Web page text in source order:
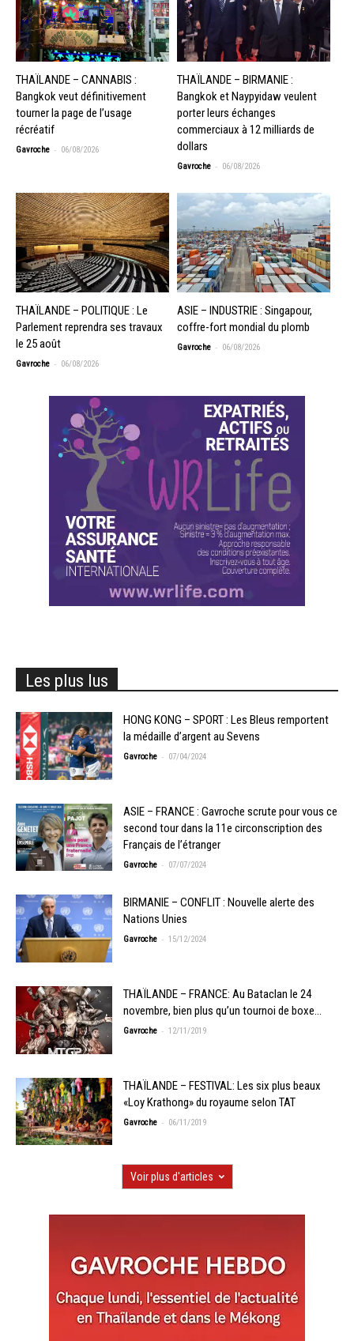
THAÏLANDE – CANNABIS :
Bangkok veut définitivement
tourner la page de l’usage
récréatif
Gavroche - 06/08/2026
THAÏLANDE – BIRMANIE :
Bangkok et Naypyidaw veulent
porter leurs échanges
commerciaux à 12 milliards de
dollars
Gavroche - 06/08/2026
THAÏLANDE – POLITIQUE : Le
Parlement reprendra ses travaux
le 25 août
Gavroche - 06/08/2026
ASIE – INDUSTRIE : Singapour,
coffre-fort mondial du plomb
Gavroche - 06/08/2026
Les plus lus
HONG KONG – SPORT : Les Bleus remportent
la médaille d’argent au Sevens
Gavroche - 07/04/2024
ASIE – FRANCE : Gavroche scrute pour vous ce
second tour dans la 11e circonscription des
Français de l’étranger
Gavroche - 07/07/2024
BIRMANIE – CONFLIT : Nouvelle alerte des
Nations Unies
Gavroche - 15/12/2024
THAÏLANDE – FRANCE: Au Bataclan le 24
novembre, bien plus qu’un tournoi de boxe…
Gavroche - 12/11/2019
THAÏLANDE – FESTIVAL: Les six plus beaux
«Loy Krathong» du royaume selon TAT
Gavroche - 06/11/2019
Voir plus d'articles